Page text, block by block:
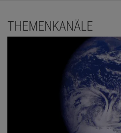
THEMENKANÄLE